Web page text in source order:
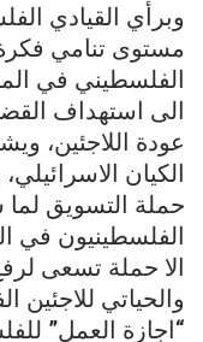
وبرأي القيادي
مستوى تنامي
الفلسطيني في
الى استهداف
عودة اللاجئين،
الكيان
حملة التسويق
الفلسطينيون في
الا حملة تسعى
والحياتي للاجئين
“اجازة العمل”